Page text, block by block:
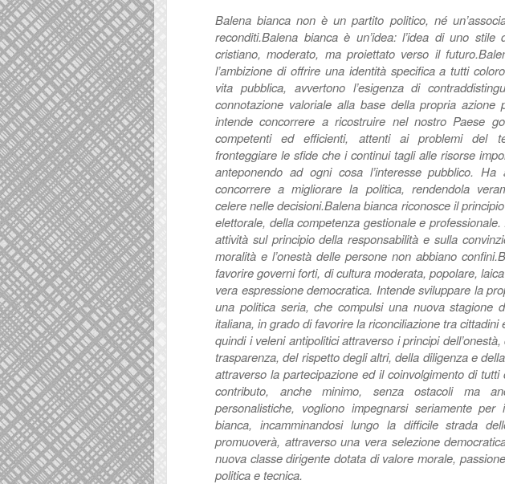
Balena bianca non è un partito politico, né
reconditi.Balena bianca è un’idea: l’idea di uno stile
cristiano, moderato, ma proiettato verso il futuro.
l’ambizione di offrire una identità specifica a tutti
vita pubblica, avvertono l’esigenza di
connotazione valoriale alla base della propria azione
intende concorrere a ricostruire nel nostro Paese
competenti ed efficienti, attenti ai problemi del
fronteggiare le sfide che i continui tagli alle risorse
anteponendo ad ogni cosa l’interesse pubblico.Ha
concorrere a migliorare la politica, rendendola
celere nelle decisioni.Balena bianca riconosce il
elettorale, della competenza gestionale e
attività sul principio della responsabilità e sulla
moralità e l’onestà delle persone non abbiano confini.
favorire governi forti, di cultura moderata, popolare,
vera espressione democratica. Intende sviluppare la
una politica seria, che compulsi una nuova stagione
italiana, in grado di favorire la riconciliazione tra cittadini
quindi i veleni antipolitici attraverso i principi
trasparenza, del rispetto degli altri, della diligenza e
attraverso la partecipazione ed il coinvolgimento di
contributo, anche minimo, senza ostacoli ma
personalistiche, vogliono impegnarsi seriamente per
bianca, incamminandosi lungo la difficile strada
promuoverà, attraverso una vera selezione
nuova classe dirigente dotata di valore morale,
politica e tecnica.